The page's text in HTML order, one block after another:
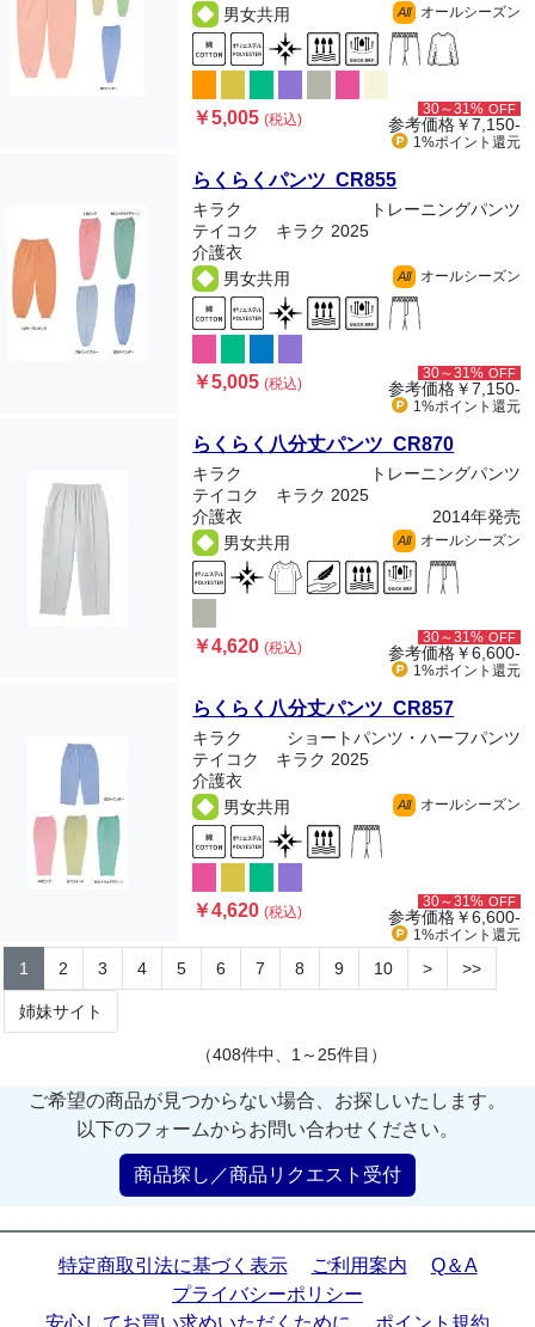
男女共用
All オールシーズン
￥5,005(税込)
30～31% OFF
参考価格￥7,150-
1%ポイント 還元
らくらくパンツ CR855
キラク
トレーニングパンツ
テイコク キラク 2025
介護衣
男女共用
All オールシーズン
￥5,005(税込)
30～31% OFF
参考価格￥7,150-
1%ポイント 還元
らくらく八分丈パンツ CR870
キラク
トレーニングパンツ
テイコク キラク 2025
介護衣
2014年発売
男女共用
All オールシーズン
￥4,620(税込)
30～31% OFF
参考価格￥6,600-
1%ポイント 還元
らくらく八分丈パンツ CR857
キラク
ショートパンツ・ハーフパンツ
テイコク キラク 2025
介護衣
男女共用
All オールシーズン
￥4,620(税込)
30～31% OFF
参考価格￥6,600-
1%ポイント 還元
1 2 3 4 5 6 7 8 9 10 > >>
姉妹サイト
（408件中、1～25件目）
ご希望の商品が見つからない場合、お探しいたします。
以下のフォームからお問い合わせください。
商品探し／商品リクエスト受付
特定商取引法に基づく表示 ご利用案内
Q＆A
プライバシーポリシー